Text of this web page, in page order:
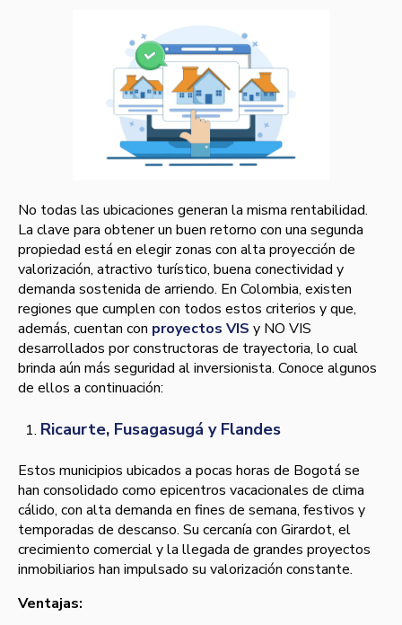
No todas las ubicaciones generan la misma rentabilidad.
La clave para obtener un buen retorno con una segunda
propiedad está en elegir zonas con alta proyección de
valorización, atractivo turístico, buena conectividad y
demanda sostenida de arriendo. En Colombia, existen
regiones que cumplen con todos estos criterios y que,
además, cuentan con proyectos VIS y NO VIS
desarrollados por constructoras de trayectoria, lo cual
brinda aún más seguridad al inversionista. Conoce algunos
de ellos a continuación:
Ricaurte, Fusagasugá y Flandes
Estos municipios ubicados a pocas horas de Bogotá se
han consolidado como epicentros vacacionales de clima
cálido, con alta demanda en fines de semana, festivos y
temporadas de descanso. Su cercanía con Girardot, el
crecimiento comercial y la llegada de grandes proyectos
inmobiliarios han impulsado su valorización constante.
Ventajas: